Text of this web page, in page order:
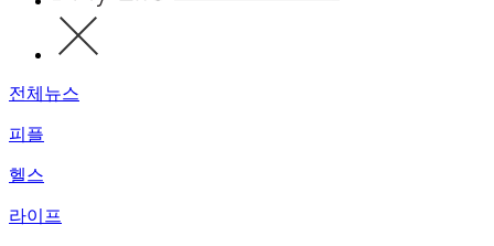
전체뉴스
피플
헬스
라이프